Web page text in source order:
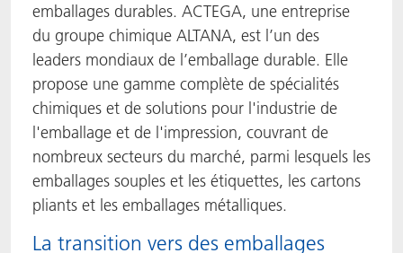
emballages durables. ACTEGA, une entreprise
du groupe chimique ALTANA, est l’un des
leaders mondiaux de l’emballage durable. Elle
propose une gamme complète de spécialités
chimiques et de solutions pour l'industrie de
l'emballage et de l'impression, couvrant de
nombreux secteurs du marché, parmi lesquels les
emballages souples et les étiquettes, les cartons
pliants et les emballages métalliques.
La transition vers des emballages